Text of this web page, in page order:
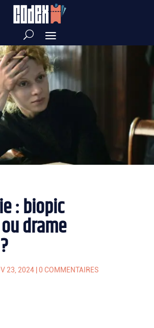
: biopic
drame
23, 2024| 0 COMMENTAIRES